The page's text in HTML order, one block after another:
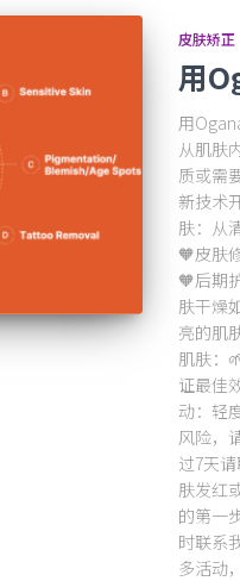
皮肤矫正
用
用
从肌肤
质或需
新技术
肤：从
🧡皮肤
🧡后期
肤干燥
亮的肌
肌肤：
证最佳
动：轻
风险，
过7天
肤发红
的第一
时联系
多活动